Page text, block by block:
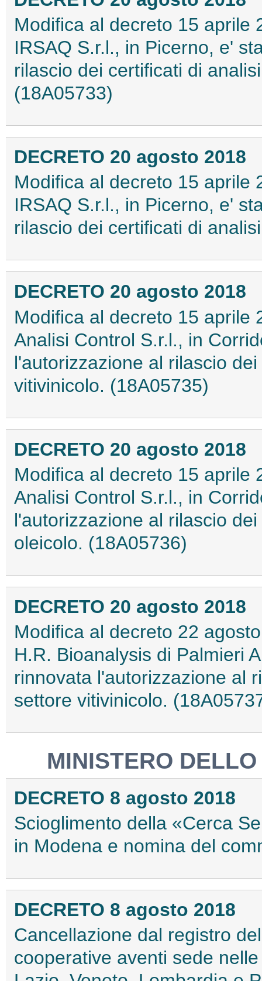
Modifica al decreto 15 aprile
IRSAQ S.r.l., in Picerno, e'
rilascio dei certificati di
(18A05733)
DECRETO 20 agosto 2018
Modifica al decreto 15 aprile
IRSAQ S.r.l., in Picerno, e'
rilascio dei certificati di
DECRETO 20 agosto 2018
Modifica al decreto 15 aprile
Analisi Control S.r.l., in
l'autorizzazione al rilascio
vitivinicolo. (18A05735)
DECRETO 20 agosto 2018
Modifica al decreto 15 aprile
Analisi Control S.r.l., in
l'autorizzazione al rilascio
oleicolo. (18A05736)
DECRETO 20 agosto 2018
Modifica al decreto 22
H.R. Bioanalysis di Palmieri
rinnovata l'autorizzazione al
settore vitivinicolo.
MINISTERO
DECRETO 8 agosto 2018
Scioglimento della «Cerca
in Modena e nomina del
DECRETO 8 agosto 2018
Cancellazione dal registro
cooperative aventi sede